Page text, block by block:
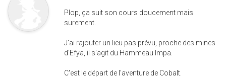
Plop, ça suit son cours doucement mais
surement.
J'ai rajouter un lieu pas prévu, proche des mines
d'Efya, il s'agit du Hammeau Impa.
C'est le départ de l'aventure de Cobalt.